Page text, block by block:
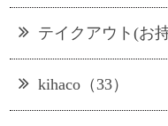
テイクアウト(お
kihaco（33）